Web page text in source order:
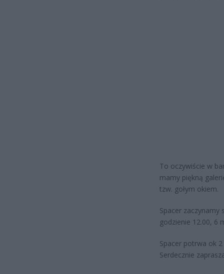
To oczywiście w
mamy piękną
tzw. gołym okiem.
Spacer zaczynamy
godzienie 12.00, 6
Spacer potrwa ok
Serdecznie